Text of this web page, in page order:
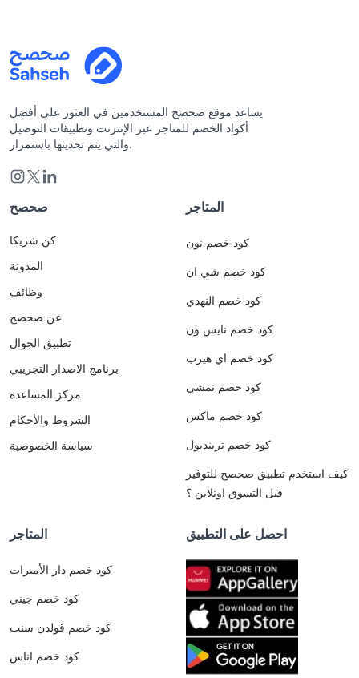
يساعد موقع صحصح المستخدمين في العثور على أفضل
أكواد الخصم للمتاجر عبر الإنترنت وتطبيقات التوصيل
والتي يتم تحديثها باستمرار.
صحصح
كن شريكا
المدونة
وظائف
عن صحصح
تطبيق الجوال
برنامج الاصدار التجريبي
مركز المساعدة
الشروط والأحكام
سياسة الخصوصية
المتاجر
كود خصم نون
كود خصم شي ان
كود خصم النهدي
كود خصم نايس ون
كود خصم اي هيرب
كود خصم نمشي
كود خصم ماكس
كود خصم ترينديول
كيف استخدم تطبيق صحصح للتوفير
قبل التسوق اونلاين ؟
المتاجر
كود خصم دار الأميرات
كود خصم جيني
كود خصم قولدن سنت
كود خصم اناس
احصل على التطبيق